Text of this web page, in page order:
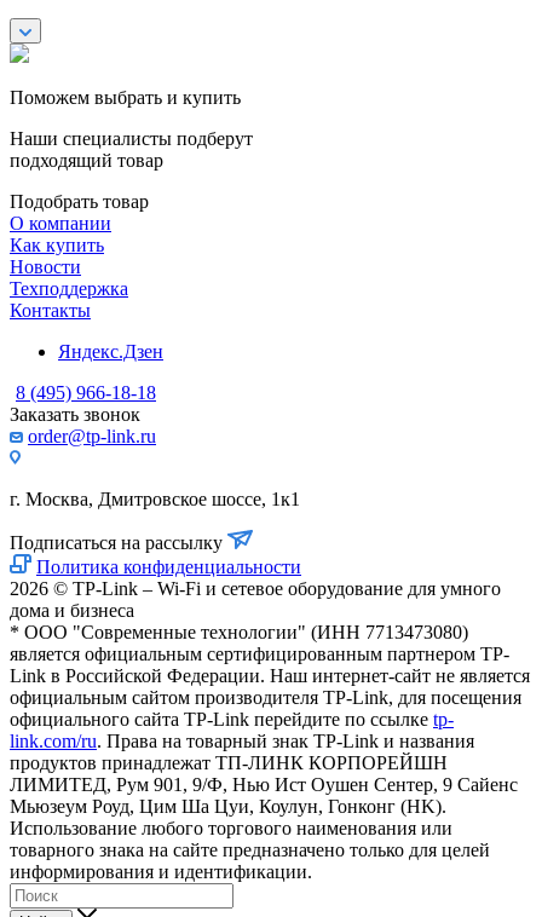
Поможем выбрать и купить
Наши специалисты подберут
подходящий товар
Подобрать товар
О компании
Как купить
Новости
Техподдержка
Контакты
Яндекс.Дзен
8 (495) 966-18-18
Заказать звонок
order@tp-link.ru
г. Москва, Дмитровское шоссе, 1к1
Подписаться на рассылку
Политика конфиденциальности
2026 © TP-Link – Wi-Fi и сетевое оборудование для умного
дома и бизнеса
* ООО "Современные технологии" (ИНН 7713473080)
является официальным сертифицированным партнером TP-
Link в Российской Федерации. Наш интернет-сайт не является
официальным сайтом производителя TP-Link, для посещения
официального сайта TP-Link перейдите по ссылке tp-
link.com/ru. Права на товарный знак TP-Link и названия
продуктов принадлежат ТП-ЛИНК КОРПОРЕЙШН
ЛИМИТЕД, Рум 901, 9/Ф, Нью Ист Оушен Сентер, 9 Сайенс
Мьюзеум Роуд, Цим Ша Цуи, Коулун, Гонконг (HK).
Использование любого торгового наименования или
товарного знака на сайте предназначено только для целей
информирования и идентификации.